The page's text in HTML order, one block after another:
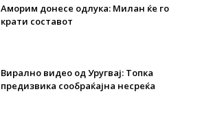
Аморим донесе одлука: Милан ќе го
крати составот
Вирално видео од Уругвај: Топка
предизвика сообраќајна несреќа